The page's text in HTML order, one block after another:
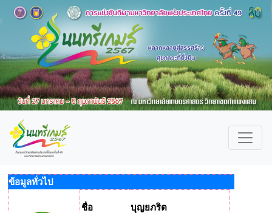
ข้อมูลทั่วไป
ชื่อ
บุญยภริต